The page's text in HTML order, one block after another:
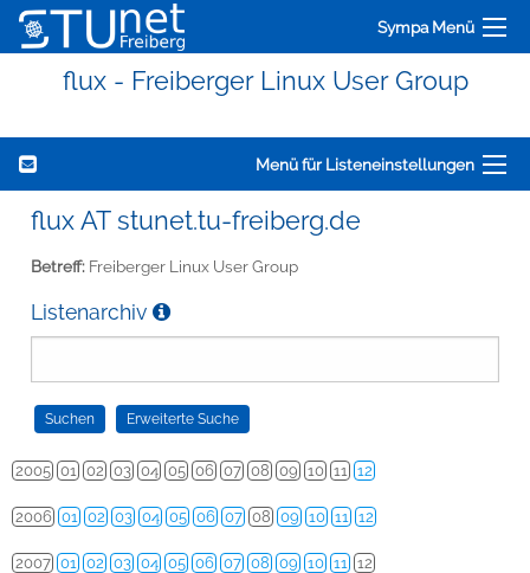
Sympa Menü
flux - Freiberger Linux User Group
Menü für Listeneinstellungen
flux AT stunet.tu-freiberg.de
Betreff: Freiberger Linux User Group
Listenarchiv
2005 01 02 03 04 05 06 07 08 09 10 11 12
2006 01 02 03 04 05 06 07 08 09 10 11 12
2007 01 02 03 04 05 06 07 08 09 10 11 12